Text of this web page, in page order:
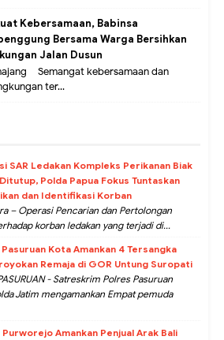
Kebersamaan, Babinsa
Bersama Warga Bersihkan
Jalan Dusun
– Semangat kebersamaan dan
ter...
SAR Ledakan Kompleks Perikanan Biak
Polda Papua Fokus Tuntaskan
dan Identifikasi Korban
– Operasi Pencarian dan Pertolongan
korban ledakan yang terjadi di...
Kota Amankan 4 Tersangka
Remaja di GOR Untung Suropati
- Satreskrim Polres Pasuruan
Jatim mengamankan Empat pemuda
Amankan Penjual Arak Bali